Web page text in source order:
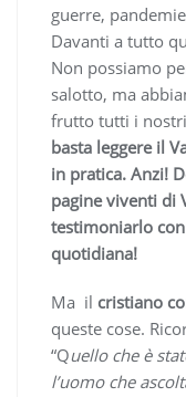
guerre,
Davanti a tutto
Non possiamo
salotto, ma
frutto tutti i
basta leggere il
in pratica. Anzi!
pagine viventi di
testimoniarlo
quotidiana!
Ma il cristiano
queste cose.
“Quello che è
l’uomo che